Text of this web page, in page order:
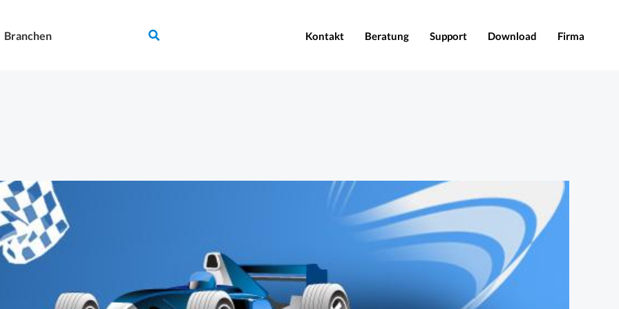
Branchen Suchen Kontakt Beratung Support Download Firma